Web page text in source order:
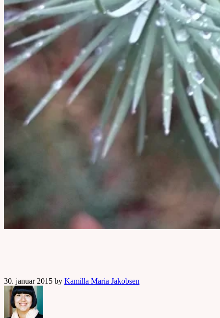
30. januar 2015 by Kamilla Maria Jakobsen